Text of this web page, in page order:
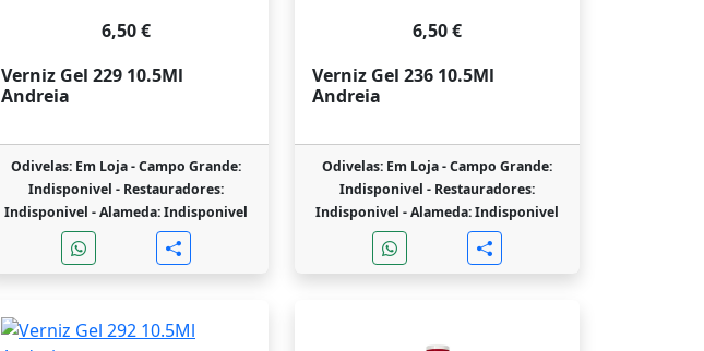
6,50 €
Verniz Gel 229 10.5Ml
Andreia
Odivelas: Em Loja -Campo Grande:
Indisponivel - Restauradores:
Indisponivel -Alameda: Indisponivel
6,50 €
Verniz Gel 236 10.5Ml
Andreia
Odivelas: Em Loja -Campo Grande:
Indisponivel - Restauradores:
Indisponivel -Alameda: Indisponivel